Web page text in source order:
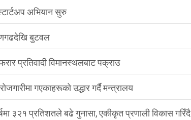
अभियान सुरु
बुटवल
प्रतिवादी विमानस्थलबाट पक्राउ
गएकाहरूको उद्धार गर्दै मन्त्रालय
३२१ प्रतिशतले बढे गुनासा, एकीकृत प्रणाली विकास गरिँदै